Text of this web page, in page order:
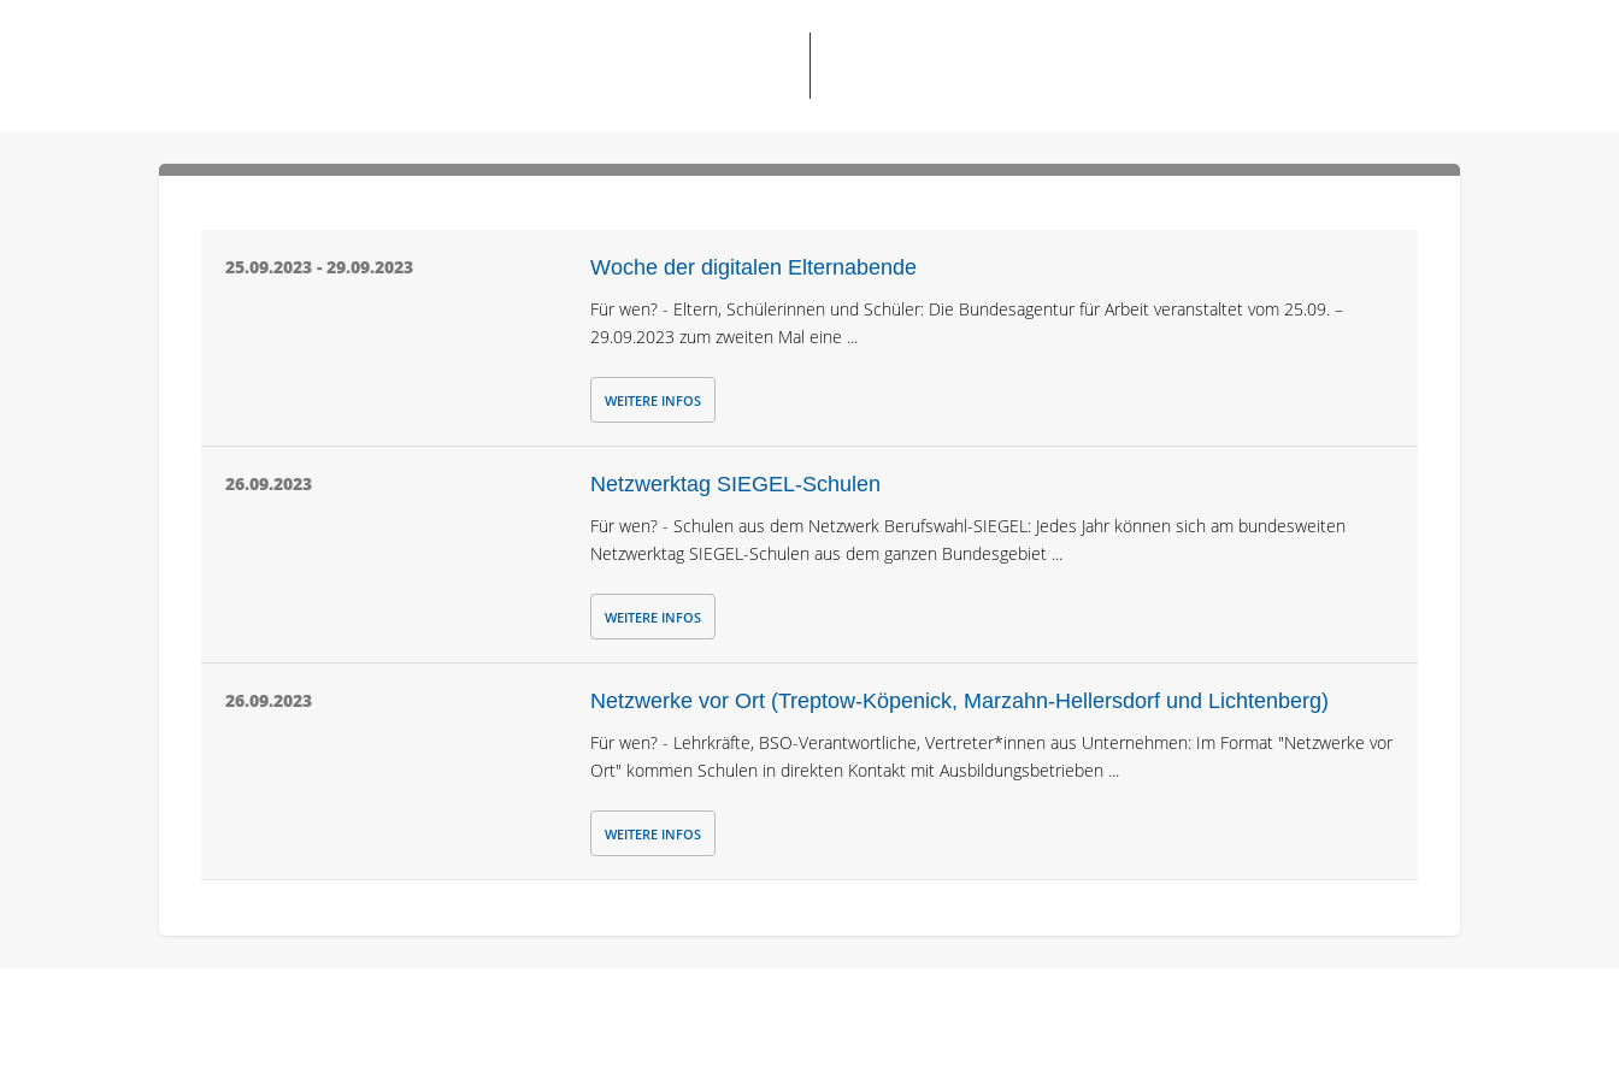
25.09.2023 - 29.09.2023 Woche der digitalen Elternabende
Für wen? - Eltern, Schülerinnen und Schüler: Die Bundesagentur für Arbeit veranstaltet vom 25.09. –
29.09.2023 zum zweiten Mal eine ...
WEITERE INFOS
26.09.2023 Netzwerktag SIEGEL-Schulen
Für wen? - Schulen aus dem Netzwerk Berufswahl-SIEGEL: Jedes Jahr können sich am bundesweiten
Netzwerktag SIEGEL-Schulen aus dem ganzen Bundesgebiet ...
WEITERE INFOS
26.09.2023 Netzwerke vor Ort (Treptow-Köpenick, Marzahn-Hellersdorf und Lichtenberg)
Für wen? - Lehrkräfte, BSO-Verantwortliche, Vertreter*innen aus Unternehmen: Im Format "Netzwerke vor
Ort" kommen Schulen in direkten Kontakt mit Ausbildungsbetrieben ...
WEITERE INFOS